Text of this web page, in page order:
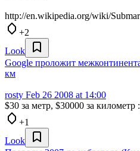
http://en.wikipedia.org/wiki/
+2
Look
Google проложит
км
rosty Feb 26 2008 at 14:00
$30 за метр, $30000 за километр
+1
Look